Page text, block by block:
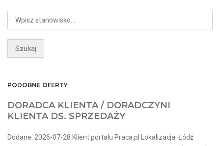
PODOBNE OFERTY
DORADCA KLIENTA / DORADCZYNI
KLIENTA DS. SPRZEDAŻY
Dodane: 2026-07-28 Klient portalu Praca.pl Lokalizacja: Łódź